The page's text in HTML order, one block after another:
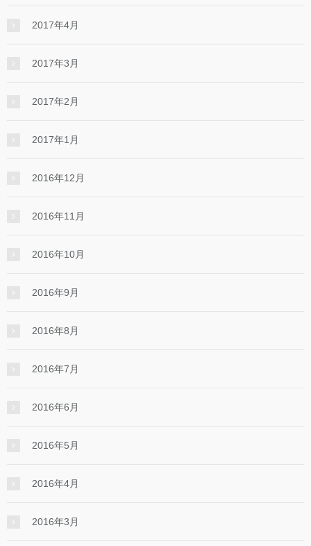
2017年4月
2017年3月
2017年2月
2017年1月
2016年12月
2016年11月
2016年10月
2016年9月
2016年8月
2016年7月
2016年6月
2016年5月
2016年4月
2016年3月